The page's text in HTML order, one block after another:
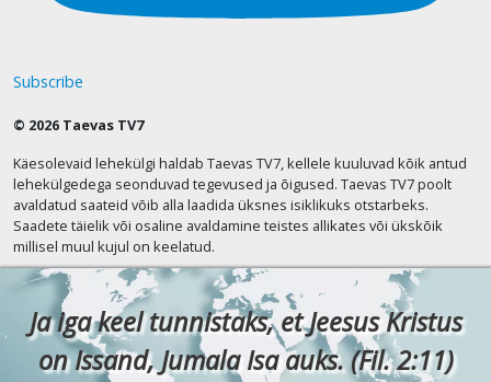
Subscribe
© 2026 Taevas TV7
Käesolevaid lehekülgi haldab Taevas TV7, kellele kuuluvad kõik antud
lehekülgedega seonduvad tegevused ja õigused. Taevas TV7 poolt
avaldatud saateid võib alla laadida üksnes isiklikuks otstarbeks.
Saadete täielik või osaline avaldamine teistes allikates või ükskõik
millisel muul kujul on keelatud.
Ja iga keel tunnistaks, et Jeesus Kristus
on Issand, Jumala Isa auks. (Fil. 2:11)